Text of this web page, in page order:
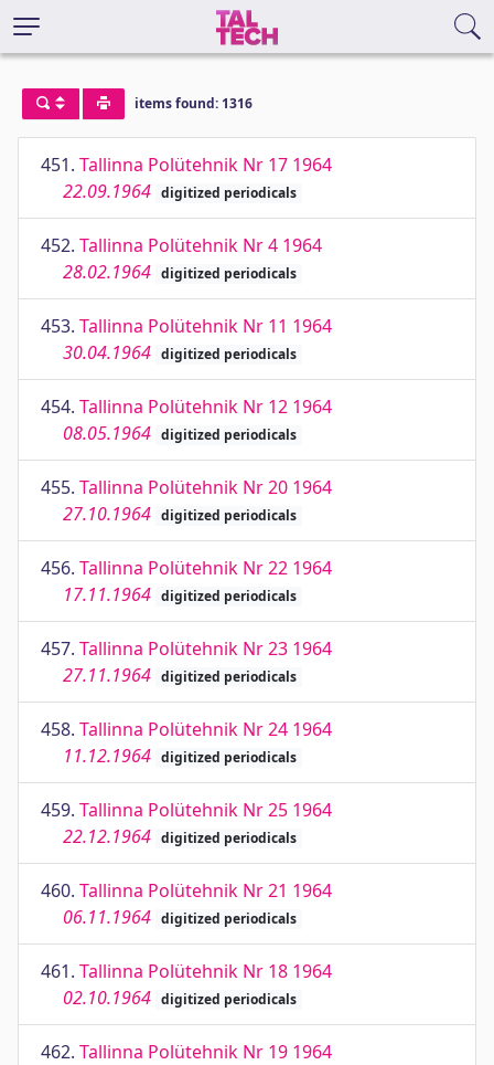
items found: 1316
451. Tallinna Polütehnik Nr 17 1964
22.09.1964 digitized periodicals
452. Tallinna Polütehnik Nr 4 1964
28.02.1964 digitized periodicals
453. Tallinna Polütehnik Nr 11 1964
30.04.1964 digitized periodicals
454. Tallinna Polütehnik Nr 12 1964
08.05.1964 digitized periodicals
455. Tallinna Polütehnik Nr 20 1964
27.10.1964 digitized periodicals
456. Tallinna Polütehnik Nr 22 1964
17.11.1964 digitized periodicals
457. Tallinna Polütehnik Nr 23 1964
27.11.1964 digitized periodicals
458. Tallinna Polütehnik Nr 24 1964
11.12.1964 digitized periodicals
459. Tallinna Polütehnik Nr 25 1964
22.12.1964 digitized periodicals
460. Tallinna Polütehnik Nr 21 1964
06.11.1964 digitized periodicals
461. Tallinna Polütehnik Nr 18 1964
02.10.1964 digitized periodicals
462. Tallinna Polütehnik Nr 19 1964